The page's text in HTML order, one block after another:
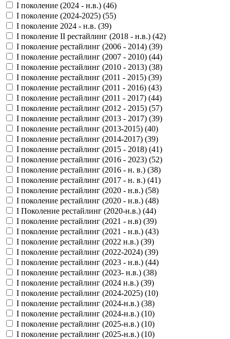
I поколение (2024 - н.в.) (46)
I поколение (2024-2025) (55)
I поколение 2024 - н.в. (39)
I поколение II рестайлинг (2018 - н.в.) (42)
I поколение рестайлинг (2006 - 2014) (39)
I поколение рестайлинг (2007 - 2010) (44)
I поколение рестайлинг (2010 - 2013) (38)
I поколение рестайлинг (2011 - 2015) (39)
I поколение рестайлинг (2011 - 2016) (43)
I поколение рестайлинг (2011 - 2017) (44)
I поколение рестайлинг (2012 - 2015) (57)
I поколение рестайлинг (2013 - 2017) (39)
I поколение рестайлинг (2013-2015) (40)
I поколение рестайлинг (2014-2017) (39)
I поколение рестайлинг (2015 - 2018) (41)
I поколение рестайлинг (2016 - 2023) (52)
I поколение рестайлинг (2016 - н. в.) (38)
I поколение рестайлинг (2017 - н. в.) (41)
I поколение рестайлинг (2020 - н.в.) (58)
I поколение рестайлинг (2020 - н.в.) (48)
I Поколение рестайлинг (2020-н.в.) (44)
I поколение рестайлинг (2021 - н.в) (39)
I поколение рестайлинг (2021 - н.в.) (43)
I поколение рестайлинг (2022 н.в.) (39)
I поколение рестайлинг (2022-2024) (39)
I поколение рестайлинг (2023 - н.в.) (44)
I поколение рестайлинг (2023- н.в.) (38)
I поколение рестайлинг (2024 н.в.) (39)
I поколение рестайлинг (2024-2025) (10)
I поколение рестайлинг (2024-н.в.) (38)
I поколение рестайлинг (2024-н.в.) (10)
I поколение рестайлинг (2025-н.в.) (10)
I поколение рестайлинг (2025-н.в.) (10)